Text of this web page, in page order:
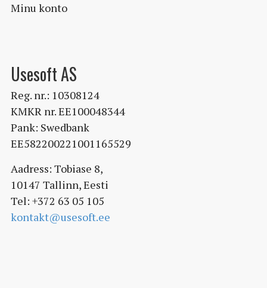
Minu konto
Usesoft AS
Reg. nr.: 10308124
KMKR nr. EE100048344
Pank: Swedbank
EE582200221001165529
Aadress: Tobiase 8,
10147 Tallinn, Eesti
Tel: +372 63 05 105
kontakt@usesoft.ee